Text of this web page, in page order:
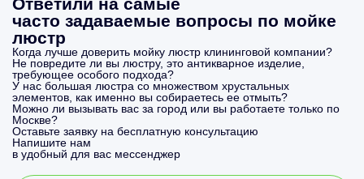
часто задаваемые вопросы по мойке
люстр
Когда лучше доверить мойку люстр клининговой компании?
Не повредите ли вы люстру, это антикварное изделие,
требующее особого подхода?
У нас большая люстра со множеством хрустальных
элементов, как именно вы собираетесь ее отмыть?
Можно ли вызывать вас за город или вы работаете только по
Москве?
Оставьте заявку на бесплатную консультацию
Напишите нам
в удобный для вас мессенджер